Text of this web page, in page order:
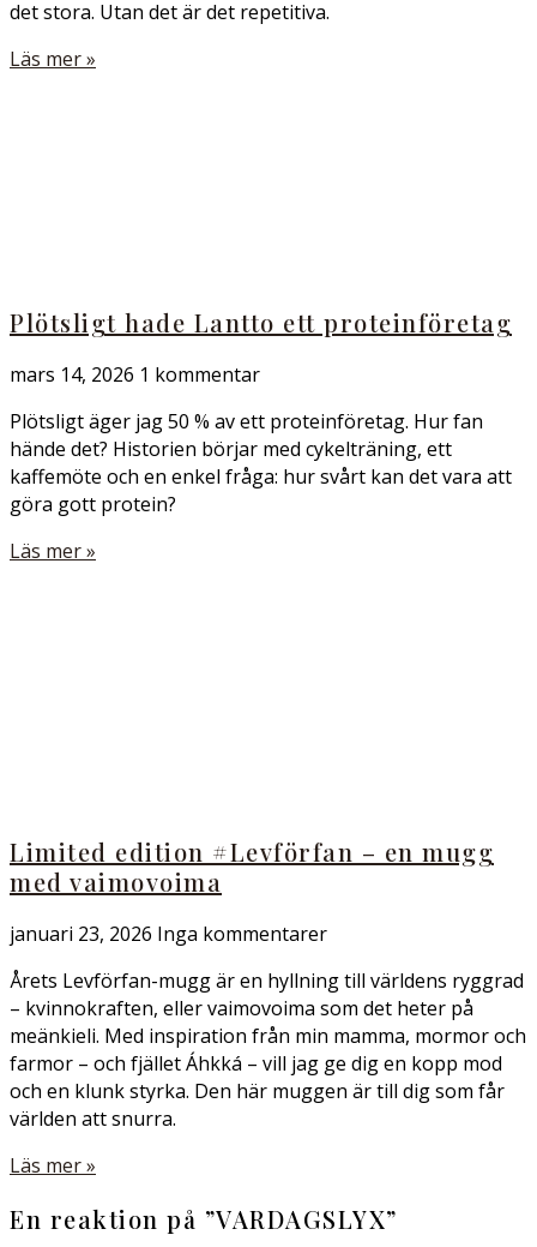
det stora. Utan det är det repetitiva.
Läs mer »
Plötsligt hade Lantto ett proteinföretag
mars 14, 2026 1 kommentar
Plötsligt äger jag 50 % av ett proteinföretag. Hur fan
hände det? Historien börjar med cykelträning, ett
kaffemöte och en enkel fråga: hur svårt kan det vara att
göra gott protein?
Läs mer »
Limited edition #Levförfan – en mugg
med vaimovoima
januari 23, 2026 Inga kommentarer
Årets Levförfan-mugg är en hyllning till världens ryggrad
– kvinnokraften, eller vaimovoima som det heter på
meänkieli. Med inspiration från min mamma, mormor och
farmor – och fjället Áhkká – vill jag ge dig en kopp mod
och en klunk styrka. Den här muggen är till dig som får
världen att snurra.
Läs mer »
En reaktion på ”VARDAGSLYX”